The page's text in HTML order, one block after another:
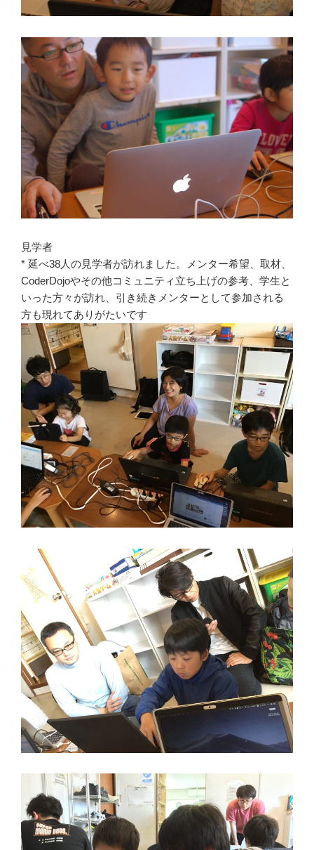
見学者
* 延べ38人の見学者が訪れました。メンター希望、取材、
CoderDojoやその他コミュニティ立ち上げの参考、学生と
いった方々が訪れ、引き続きメンターとして参加される
方も現れてありがたいです